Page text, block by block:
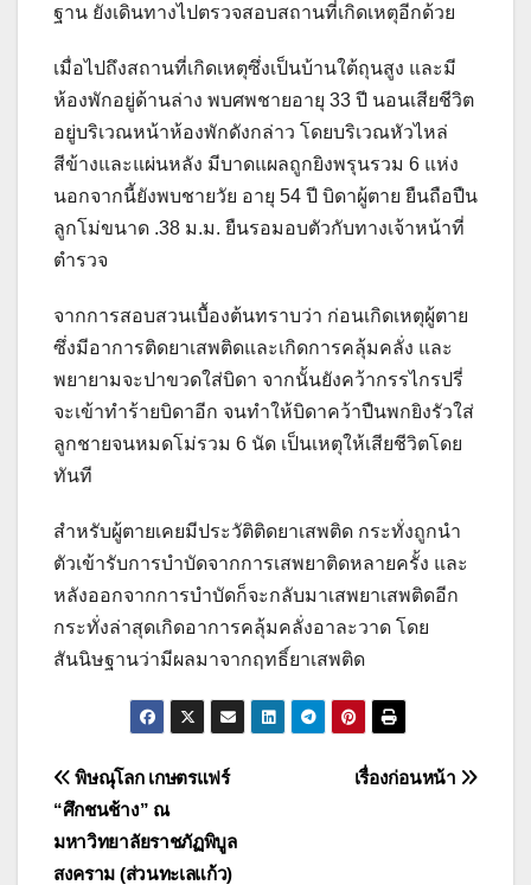
ฐาน ยังเดินทางไปตรวจสอบสถานที่เกิดเหตุอีกด้วย
เมื่อไปถึงสถานที่เกิดเหตุซึ่งเป็นบ้านใต้ถุนสูง และมี
ห้องพักอยู่ด้านล่าง พบศพชายอายุ 33 ปี นอนเสียชีวิต
อยู่บริเวณหน้าห้องพักดังกล่าว โดยบริเวณหัวไหล่
สีข้างและแผ่นหลัง มีบาดแผลถูกยิงพรุนรวม 6 แห่ง
นอกจากนี้ยังพบชายวัย อายุ 54 ปี บิดาผู้ตาย ยืนถือปืน
ลูกโม่ขนาด .38 ม.ม. ยืนรอมอบตัวกับทางเจ้าหน้าที่
ตำรวจ
จากการสอบสวนเบื้องต้นทราบว่า ก่อนเกิดเหตุผู้ตาย
ซึ่งมีอาการติดยาเสพติดและเกิดการคลุ้มคลั่ง และ
พยายามจะปาขวดใส่บิดา จากนั้นยังคว้ากรรไกรปรี่
จะเข้าทำร้ายบิดาอีก จนทำให้บิดาคว้าปืนพกยิงรัวใส่
ลูกชายจนหมดโม่รวม 6 นัด เป็นเหตุให้เสียชีวิตโดย
ทันที
สำหรับผู้ตายเคยมีประวัติติดยาเสพติด กระทั่งถูกนำ
ตัวเข้ารับการบำบัดจากการเสพยาติดหลายครั้ง และ
หลังออกจากการบำบัดก็จะกลับมาเสพยาเสพติดอีก
กระทั่งล่าสุดเกิดอาการคลุ้มคลั่งอาละวาด โดย
สันนิษฐานว่ามีผลมาจากฤทธิ์ยาเสพติด
แนะแนว
เรื่อง
เรื่องก่อนหน้า
พิษณุโลก เกษตรแฟร์
“ศึกชนช้าง” ณ
มหาวิทยาลัยราชภัฏพิบูล
สงคราม (ส่วนทะเลแก้ว)